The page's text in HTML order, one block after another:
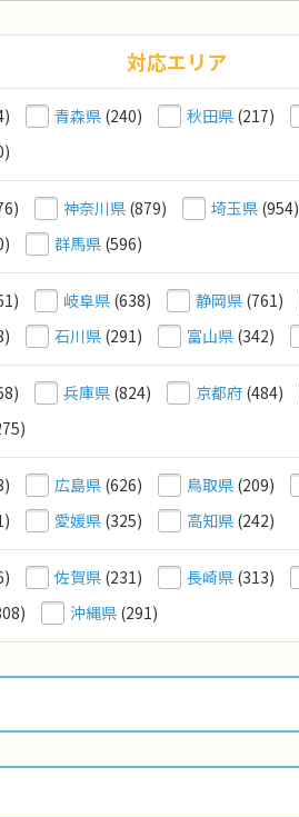
対応エリア
青森県 (240) 秋田県 (217)
神奈川県 (879) 埼玉県 (954)
群馬県 (596)
岐阜県 (638) 静岡県 (761)
石川県 (291) 富山県 (342)
兵庫県 (824) 京都府 (484)
広島県 (626) 鳥取県 (209)
愛媛県 (325) 高知県 (242)
佐賀県 (231) 長崎県 (313)
沖縄県 (291)